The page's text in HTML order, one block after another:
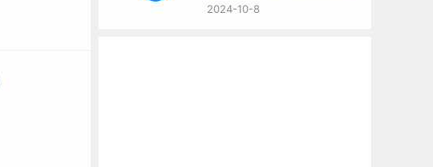
准
2024-10-8